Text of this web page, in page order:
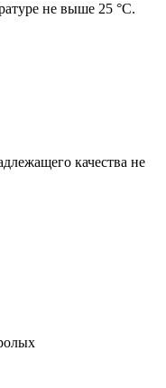
не выше 25 °C.
качества не